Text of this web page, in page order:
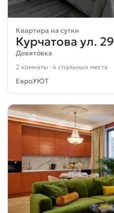
Квартира на сутки
Курчатова ул. 29
Девятóвка
2 комнаты · 4 спальных места
ЕвроУЮТ